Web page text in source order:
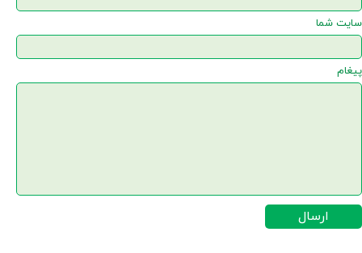
سایت شما
پیغام
ارسال